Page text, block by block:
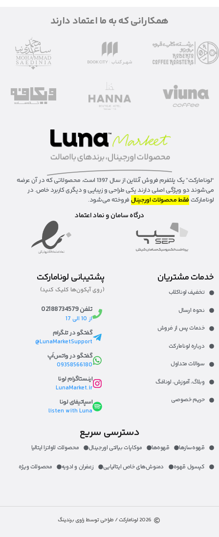
همکارانی که به ما اعتماد دارند
“لونا‌مارکت” یک پلتفرم فروش آنلاین از سال 1397 است، محصولاتی که در آن عرضه
می‌شوند دو ویژگی اصلی دارند یکی طراحی و زیبایی و دیگری کاربرد خاص. در
لونامارکت فقط محصولات اورجینال فروخته می‌شود.
درگاه سامان و نماد اعتماد
خدمات مشتریان
تخفیف لوناکلاب
نحوه ارسال
خدمات پس از فروش
درباره لونامارکت​
سوالات متداول
وبلاگ، آموزش، لونا‌مَگ​
حریم خصوصی
پشتیبانی لونامارکت
(روی آیکون‌ها کلیک کنید)
تلفن 02188734579
از 10 الی 17
گفتگو در تلگرام
LunaMarketSupport@
گفتگو در واتس‌اَپ
09358566180
اینستاگرام لونا
LunaMarket.ir
اسپاتیفای لونا
listen with Luna
دسترسی سریع
قهوه‌ساز‌ها قهوه‌ها موکاپات بیالتی اورجینال محصولات لاواتزا ایتالیا
کپسول قهوه دمنوش‌های خاص ایتالیایی زعفران و ادویه محصولات ویژه
2026 لونامارکت / طراحی توسط راوی برندینگ